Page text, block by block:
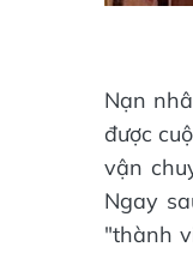
Nạn
được
vận
Ngay
"thành